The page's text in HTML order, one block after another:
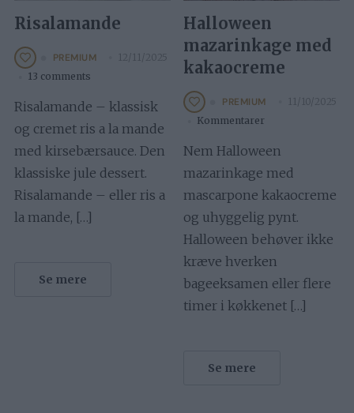
Risalamande
PREMIUM
12/11/2025
13 comments
Risalamande – klassisk
og cremet ris a la mande
med kirsebærsauce. Den
klassiske jule dessert.
Risalamande – eller ris a
la mande, […]
Se mere
Halloween
mazarinkage med
kakaocreme
PREMIUM
11/10/2025
Kommentarer
Nem Halloween
mazarinkage med
mascarpone kakaocreme
og uhyggelig pynt.
Halloween behøver ikke
kræve hverken
bageeksamen eller flere
timer i køkkenet […]
Se mere